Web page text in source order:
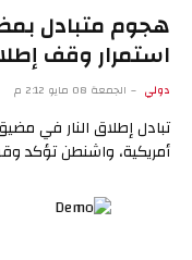
هجوم متبادل
استمرار وقف
دولي الجمعة 08 مايو 2:12 م
تبادل إطلاق النار في
أمريكية، واشنطن تؤكد